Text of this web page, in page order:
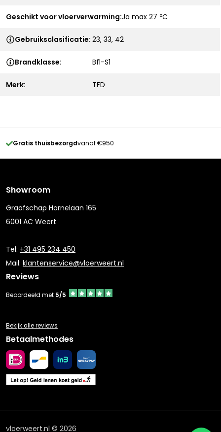
Geschikt voor vloerverwarming:Ja max 27 ºC
Gebruiksclasificatie: 23, 33, 42
Brandklasse: Bfl-S1
Merk: TFD
Gratis thuisbezorgdvanaf €950
Showroom
Graafschap Hornelaan 165
6001 AC Weert
Tel: +31 495 234 450
Mail: klantenservice@vloerweert.nl
Reviews
Beoordeeld met 5/5
Bekijk alle reviews
Betaalmethodes
vloerweert.nl © 2026